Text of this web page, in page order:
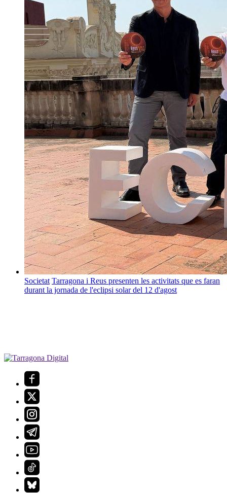
Societat Tarragona i Reus presenten les activitats que es faran
durant la jornada de l'eclipsi solar del 12 d'agost